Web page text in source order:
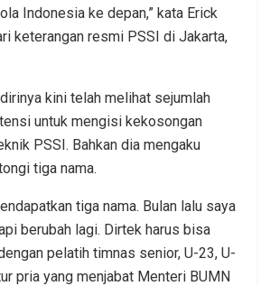
Indonesia ke depan,” kata Erick
keterangan resmi PSSI di Jakarta,
kini telah melihat sejumlah
untuk mengisi kekosongan
PSSI. Bahkan dia mengaku
tiga nama.
tiga nama. Bulan lalu saya
berubah lagi. Dirtek harus bisa
pelatih timnas senior, U-23, U-
pria yang menjabat Menteri BUMN